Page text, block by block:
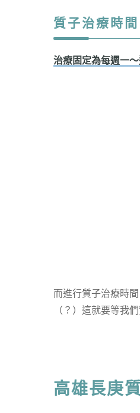
質子治療時間
治療固定為每週一
而進行質子治療時
（？）這就要等我
高雄長庚